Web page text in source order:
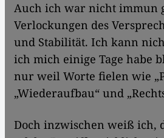
Auch ich war nicht immun
Verlockungen des
und Stabilität. Ich kann
ich mich einige Tage habe
nur weil Worte fielen wie
„Wiederaufbau“ und
Doch inzwischen weiß ich,